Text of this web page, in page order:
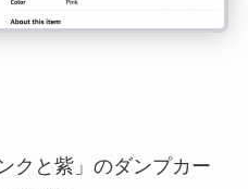
クと紫」のダンプカー